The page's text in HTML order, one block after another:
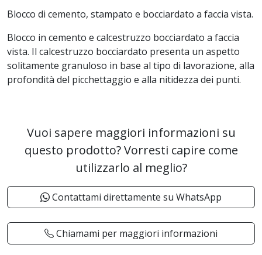
Blocco di cemento, stampato e bocciardato a faccia vista.
Blocco in cemento e calcestruzzo bocciardato a faccia
vista. Il calcestruzzo bocciardato presenta un aspetto
solitamente granuloso in base al tipo di lavorazione, alla
profondità del picchettaggio e alla nitidezza dei punti.
Vuoi sapere maggiori informazioni su
questo prodotto? Vorresti capire come
utilizzarlo al meglio?
Contattami direttamente su WhatsApp
Chiamami per maggiori informazioni